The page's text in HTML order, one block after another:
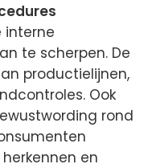
interne
te scherpen. De
productielijnen,
Ook
rond
en